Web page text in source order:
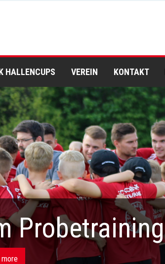
HALLENCUPS VEREIN KONTAKT
Probetraining
more